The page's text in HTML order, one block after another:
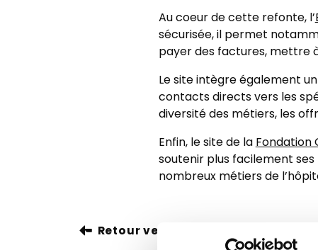
Au coeur de cette refonte, l’
sécurisée, il permet
payer des factures, mettre
Le site intègre également
contacts directs vers les
diversité des métiers, les
Enfin, le site de laFondation
soutenir plus facilement
nombreux métiers de
Retour vers toutes nos actualités